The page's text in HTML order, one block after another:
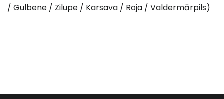
/ Gulbene / Zilupe / Karsava / Roja / Valdermārpils)